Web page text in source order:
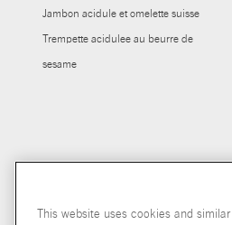
Jambon acidule et omelette suisse
Trempette acidulee au beurre de
sesame
This website uses cookies and